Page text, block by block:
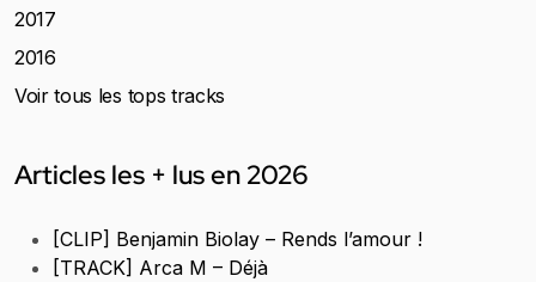
2017
2016
Voir tous les tops tracks
Articles les + lus en 2026
[CLIP] Benjamin Biolay – Rends l’amour !
[TRACK] Arca M – Déjà